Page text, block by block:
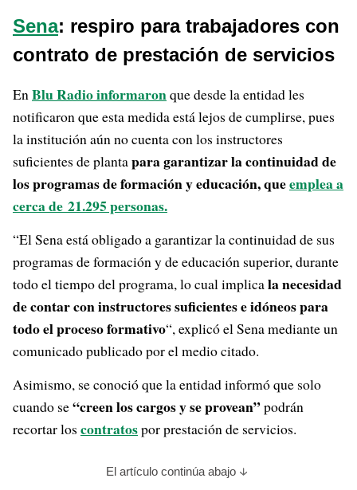
Sena: respiro para trabajadores con
contrato de prestación de servicios
EnBlu Radio informaronque desde la entidad les
notificaron que esta medida está lejos de cumplirse, pues
la institución aún no cuenta con los instructores
suficientes de plantapara garantizar la continuidad de
los programas de formación y educación, queemplea a
cerca de 21.295 personas.
“El Sena está obligado a garantizar la continuidad de sus
programas de formación y de educación superior, durante
todo el tiempo del programa, lo cual implicala necesidad
de contar con instructores suficientes e idóneos para
todo el proceso formativo“, explicó el Sena mediante un
comunicado publicado por el medio citado.
Asimismo, se conoció que la entidad informó que solo
cuando se“creen los cargos y se provean”podrán
recortar los contratospor prestación de servicios.
El artículo continúa abajo